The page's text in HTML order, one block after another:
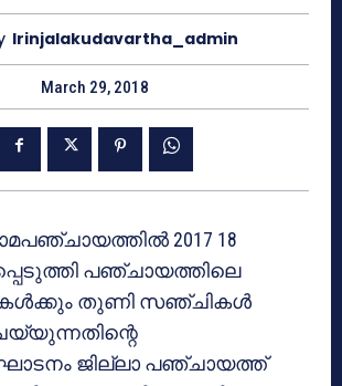
Irinjalakudavartha_admin
March 29, 2018
2017 18
പഞ്ചായത്തിലെ
തുണി സഞ്ചികൾ
ജില്ലാ പഞ്ചായത്ത്